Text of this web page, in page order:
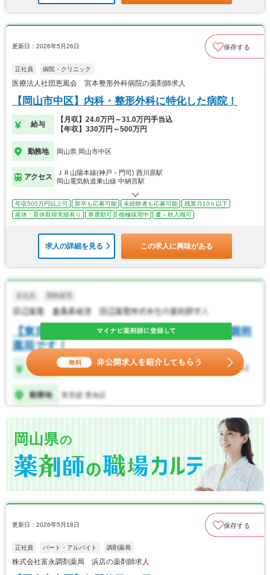
更新日：2026年5月26日 保存する
正社員 病院・クリニック
医療法人社団恵風会 宮本整形外科病院の薬剤師求人
【岡山市中区】内科・整形外科に特化した病院！
給与
【月収】24.0万円～31.0万円手当込
【年収】330万円～500万円
勤務地 岡山県 岡山市中区
アクセス
ＪＲ山陽本線(神戸－門司) 西川原駅
岡山電気軌道東山線 中納言駅
年収500万円以上可 新卒も応募可能 未経験者も応募可能
残業月10ｈ以下
産休・育休取得実績有り
車通勤可 積極採用中 夏～秋入職可
求人の詳細を見る この求人に興味がある
岡山県の
更新日：2026年5月18日 保存する
正社員 パート・アルバイト 調剤薬局
株式会社富永調剤薬局 浜店の薬剤師求人